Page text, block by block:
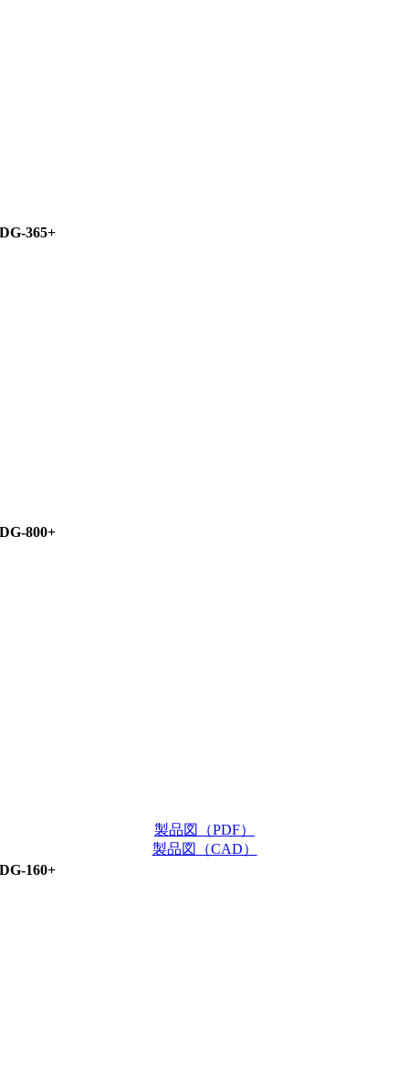
DG-365+
DG-800+
製品図（PDF）
製品図（CAD）
DG-160+